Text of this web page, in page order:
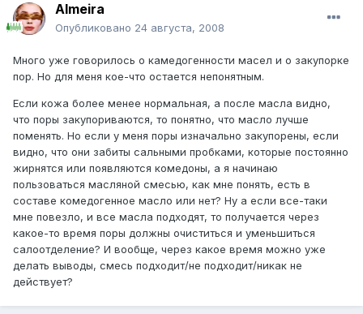
Almeira
Опубликовано 24 августа, 2008
Много уже говорилось о камедогенности масел и о закупорке
пор. Но для меня кое-что остается непонятным.
Если кожа более менее нормальная, а после масла видно,
что поры закупориваются, то понятно, что масло лучше
поменять. Но если у меня поры изначально закупорены, если
видно, что они забиты сальными пробками, которые постоянно
жирнятся или появляются комедоны, а я начинаю
пользоваться масляной смесью, как мне понять, есть в
составе комедогенное масло или нет? Ну а если все-таки
мне повезло, и все масла подходят, то получается через
какое-то время поры должны очиститься и уменьшиться
салоотделение? И вообще, через какое время можно уже
делать выводы, смесь подходит/не подходит/никак не
действует?